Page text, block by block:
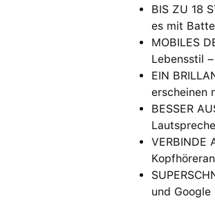
BIS ZU 18
es mit
MOBILES
Lebensstil
EIN
erscheinen
BESSER
VERBINDE
und